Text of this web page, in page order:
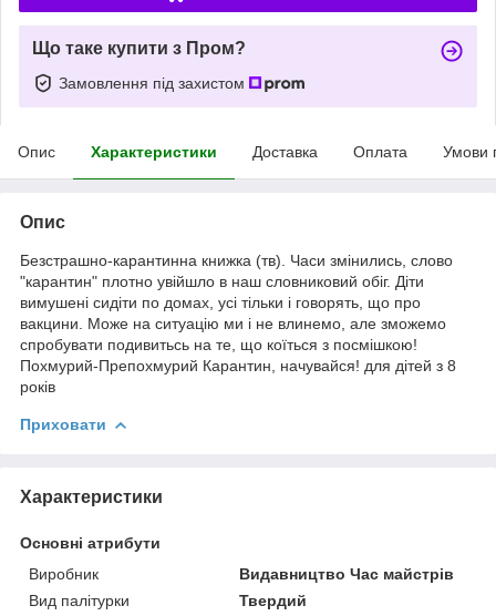
Що таке купити з Пром?
Замовлення під захистом
Опис Характеристики Доставка Оплата Умови
Опис
Безстрашно-карантинна книжка (тв). Часи змінились, слово
"карантин" плотно увійшло в наш словниковий обіг. Діти
вимушені сидіти по домах, усі тільки і говорять, що про
вакцини. Може на ситуацію ми і не влинемо, але зможемо
спробувати подивитьсь на те, що коїться з посмішкою!
Похмурий-Препохмурий Карантин, начувайся! для дітей з 8
років
Приховати
Характеристики
Основні атрибути
Виробник
Видавництво Час майстрів
Вид палітурки
Твердий